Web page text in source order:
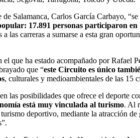
Salamanca, Carlos García Carbayo, “se
17.891 personas participaron en
a las carreras a sumarse a esta gran
el que ha estado acompañado por Rafael
que “este Circuito es único
, culturales y medioambientales de las 15
las posibilidades que ofrece el deporte
está muy vinculada al turismo. Al
deportivo, mediante la atracción